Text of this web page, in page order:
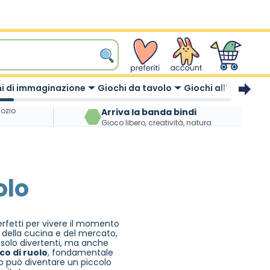
di immaginazione Giochi da tavolo Giochi all'aperto
wishlist Account Carrello
Arriva la banda bindi
Gioco libero, creatività, natura
per vivere il momento
cucina e del mercato,
divertenti, ma anche
di ruolo, fondamentale
può diventare un piccolo